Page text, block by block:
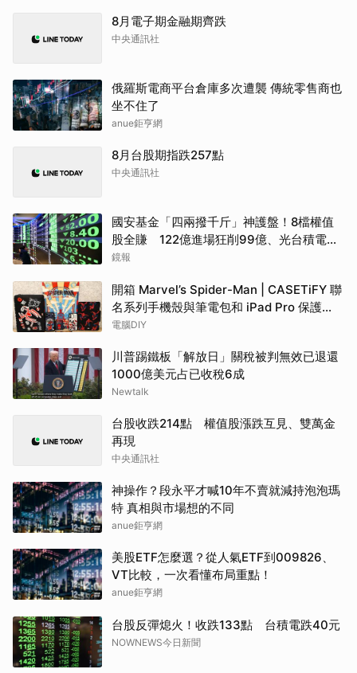
8月電子期金融期齊跌
中央通訊社
俄羅斯電商平台倉庫多次遭襲 傳統零售商也
坐不住了
anue鉅亨網
8月台股期指跌257點
中央通訊社
國安基金「四兩撥千斤」神護盤！8檔權值
股全賺 122億進場狂削99億、光台積電就
賺77億
鏡報
開箱 Marvel’s Spider-Man | CASETiFY 聯
名系列手機殼與筆電包和 iPad Pro 保護
殼：多款樣式任蜘蛛人粉絲挑選更能完美呵
電腦DIY
川普踢鐵板「解放日」關稅被判無效已退還
1000億美元占已收稅6成
Newtalk
台股收跌214點 權值股漲跌互見、雙萬金
再現
中央通訊社
神操作？段永平才喊10年不賣就減持泡泡瑪
特 真相與市場想的不同
anue鉅亨網
美股ETF怎麼選？從人氣ETF到009826、
VT比較，一次看懂布局重點！
anue鉅亨網
台股反彈熄火！收跌133點 台積電跌40元
NOWNEWS今日新聞